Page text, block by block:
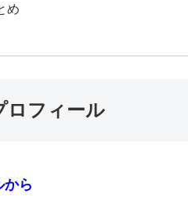
め
ロフィール
から